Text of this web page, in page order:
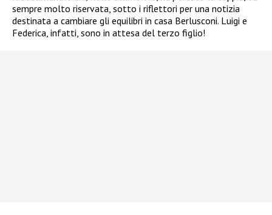
sempre molto riservata, sotto i riflettori per una notizia
destinata a cambiare gli equilibri in casa Berlusconi. Luigi e
Federica, infatti, sono in attesa del terzo figlio!